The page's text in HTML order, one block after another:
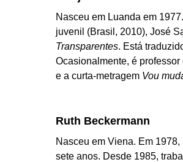
Nasceu em Luanda em
juvenil (Brasil, 2010), José
Transparentes. Está
Ocasionalmente, é
e a curta-metragem Vou
Ruth Beckermann
Nasceu em Viena. Em
sete anos. Desde 1985,